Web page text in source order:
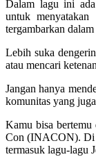
Dalam lagu ini ada
untuk
tergambarkan
Lebih suka
atau mencari
Jangan hanya
komunitas yang
Kamu bisa bertemu
Con (INACON). Di
termasuk lagu-lagu